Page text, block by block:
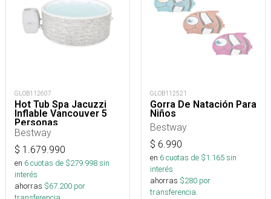
GLOB112607
Hot Tub Spa Jacuzzi
Inflable Vancouver 5
Personas
Bestway
$ 1.679.990
en 6cuotas de $279.998sin
interés
ahorras $67.200 por
GLOB112521
Gorra De Natación Para
Niños
Bestway
$ 6.990
en 6cuotas de $1.165sin
interés
ahorras $280 por
transferencia.